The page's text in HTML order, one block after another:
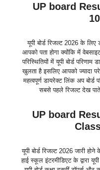
UP board
यूपी बोर्ड रिजल्ट 2026 के लिए
आपको पता होगा क्योंकि में
परिस्थितियों में यूपी बोर्ड
खुलता है इसलिए आपको ज्यादा
महत्वपूर्ण डायरेक्ट लिंक अप
सबसे पहले रिजल्ट देख
UP board
यूपी बोर्ड रिजल्ट 2026 जारी
हाई स्कूल इंटरमीडिएट के द्वारा